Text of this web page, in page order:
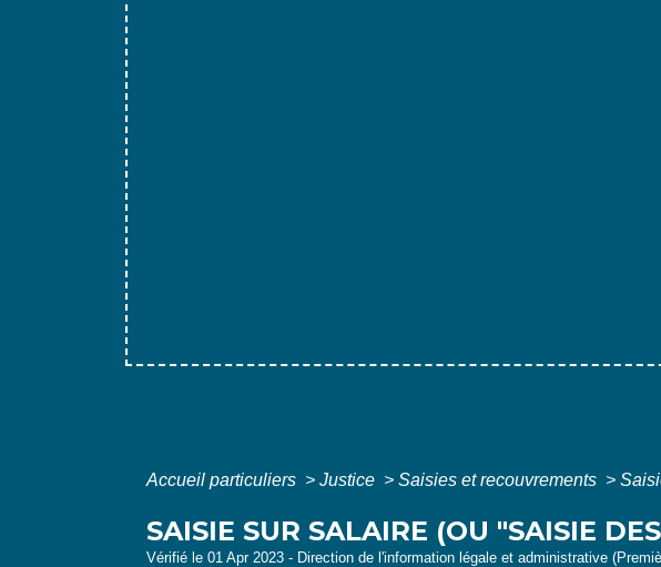
Accueil particuliers > Justice > Saisies et recouvrements >
SAISIE SUR SALAIRE (OU "SAISIE
Vérifié le 01 Apr 2023 - Direction de l'information légale et administrative